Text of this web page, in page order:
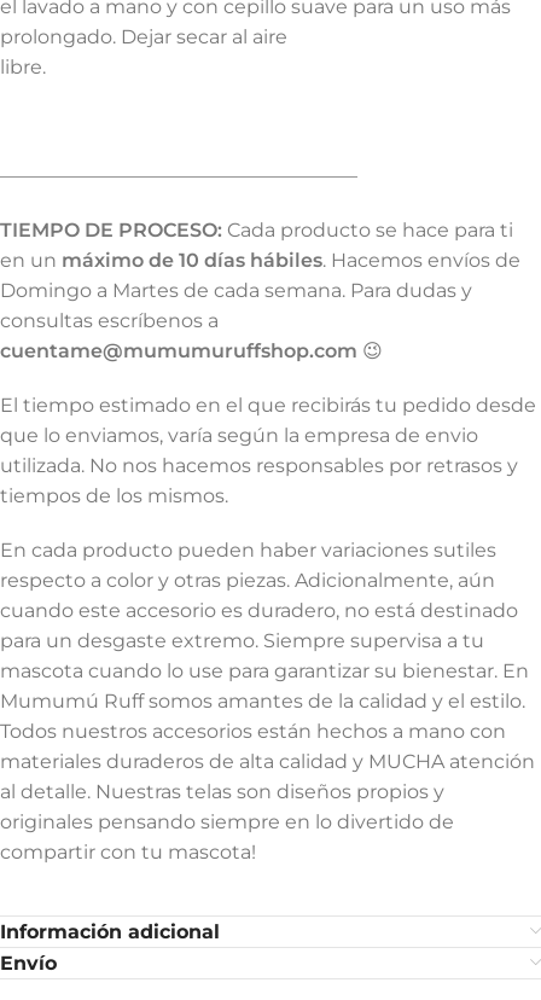
el lavado a mano y con cepillo suave para un uso más
prolongado. Dejar secar al aire
libre.
——————————————————–
TIEMPO DE PROCESO: Cada producto se hace para ti
en un máximo de 10 días hábiles. Hacemos envíos de
Domingo a Martes de cada semana. Para dudas y
consultas escríbenos a
cuentame@mumumuruffshop.com 😉
El tiempo estimado en el que recibirás tu pedido desde
que lo enviamos, varía según la empresa de envio
utilizada. No nos hacemos responsables por retrasos y
tiempos de los mismos.
En cada producto pueden haber variaciones sutiles
respecto a color y otras piezas. Adicionalmente, aún
cuando este accesorio es duradero, no está destinado
para un desgaste extremo. Siempre supervisa a tu
mascota cuando lo use para garantizar su bienestar. En
Mumumú Ruff somos amantes de la calidad y el estilo.
Todos nuestros accesorios están hechos a mano con
materiales duraderos de alta calidad y MUCHA atención
al detalle. Nuestras telas son diseños propios y
originales pensando siempre en lo divertido de
compartir con tu mascota!
Información adicional
Envío